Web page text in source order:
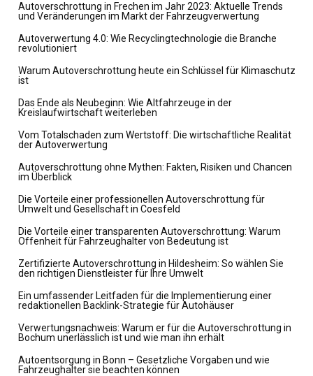
Autoverschrottung in Frechen im Jahr 2023: Aktuelle Trends
und Veränderungen im Markt der Fahrzeugverwertung
Autoverwertung 4.0: Wie Recyclingtechnologie die Branche
revolutioniert
Warum Autoverschrottung heute ein Schlüssel für Klimaschutz
ist
Das Ende als Neubeginn: Wie Altfahrzeuge in der
Kreislaufwirtschaft weiterleben
Vom Totalschaden zum Wertstoff: Die wirtschaftliche Realität
der Autoverwertung
Autoverschrottung ohne Mythen: Fakten, Risiken und Chancen
im Überblick
Die Vorteile einer professionellen Autoverschrottung für
Umwelt und Gesellschaft in Coesfeld
Die Vorteile einer transparenten Autoverschrottung: Warum
Offenheit für Fahrzeughalter von Bedeutung ist
Zertifizierte Autoverschrottung in Hildesheim: So wählen Sie
den richtigen Dienstleister für Ihre Umwelt
Ein umfassender Leitfaden für die Implementierung einer
redaktionellen Backlink-Strategie für Autohäuser
Verwertungsnachweis: Warum er für die Autoverschrottung in
Bochum unerlässlich ist und wie man ihn erhält
Autoentsorgung in Bonn – Gesetzliche Vorgaben und wie
Fahrzeughalter sie beachten können